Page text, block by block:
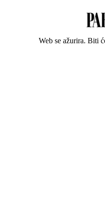
Web se ažurira. Biti